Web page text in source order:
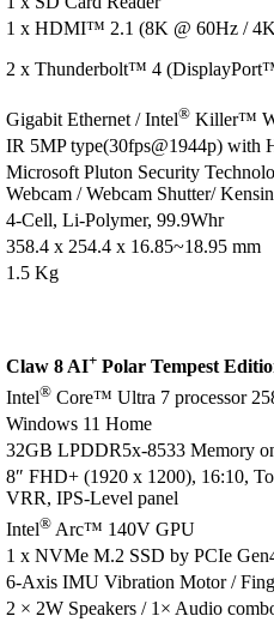
1 x HDMI™ 2.1 (8K @ 60Hz /
2 x Thunderbolt™ 4
Gigabit Ethernet / Intel® Killer™
IR 5MP type(30fps@1944p)
Microsoft Pluton Security
Webcam / Webcam Shutter/
4-Cell, Li-Polymer, 99.9Whr
358.4 x 254.4 x 16.85~18.95 mm
1.5 Kg
Claw 8 AI+ Polar Tempest
Intel® Core™ Ultra 7 processor
Windows 11 Home
32GB LPDDR5x-8533 Memory
8″ FHD+ (1920 x 1200), 16:10,
VRR, IPS-Level panel
Intel® Arc™ 140V GPU
1 x NVMe M.2 SSD by PCIe
6-Axis IMU Vibration Motor /
2 × 2W Speakers / 1× Audio